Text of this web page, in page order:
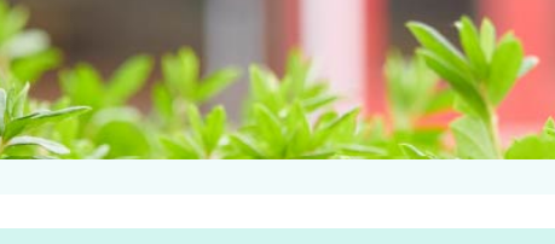
ロゴマーク・公式キ
ャラクター